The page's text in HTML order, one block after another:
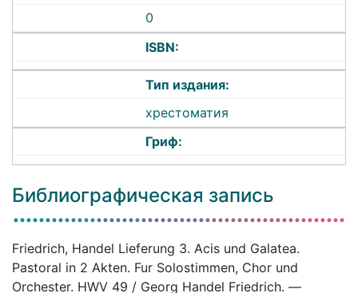
0
ISBN:
Тип издания:
хрестоматия
Гриф:
Библиографическая запись
Friedrich, Handel Lieferung 3. Acis und Galatea.
Pastoral in 2 Akten. Fur Solostimmen, Chor und
Orchester. HWV 49 / Georg Handel Friedrich. —